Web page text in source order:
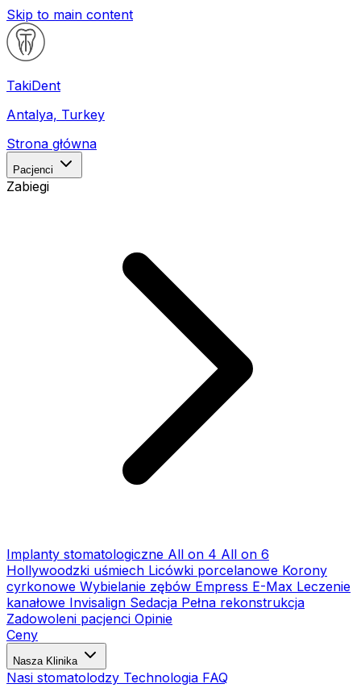
Skip to main content
TakiDent
Antalya, Turkey
Strona główna
Pacjenci
Zabiegi
Implanty stomatologiczne All on 4 All on 6
Hollywoodzki uśmiech Licówki porcelanowe Korony
cyrkonowe Wybielanie zębów Empress E-Max Leczenie
kanałowe Invisalign Sedacja Pełna rekonstrukcja
Zadowoleni pacjenci Opinie
Ceny
Nasza Klinika
Nasi stomatolodzy Technologia FAQ